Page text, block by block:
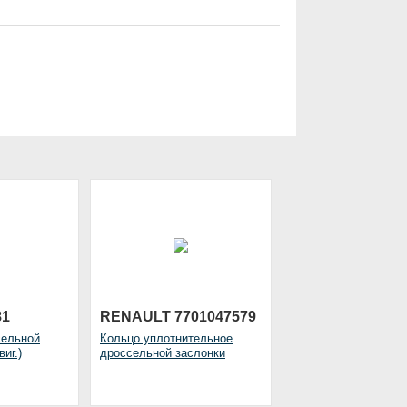
RENAULT 7701047579
Кольцо уплотнительное
дроссельной заслонки